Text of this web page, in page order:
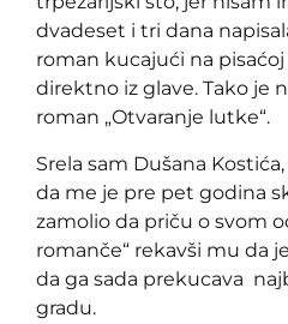
dvadeset i tri dana
roman kucajući na
direktno iz glave. Tako je
roman „Otvaranje lutke“.
Srela sam Dušana
da me je pre pet godina
zamolio da priču o svom
romanče“ rekavši mu da
da ga sada prekucava
gradu.